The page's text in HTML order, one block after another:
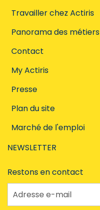
Travailler chez Actiris
Panorama des métiers
Contact
My Actiris
Presse
Plan du site
Marché de l'emploi
NEWSLETTER
Restons en contact
Adresse e-mail